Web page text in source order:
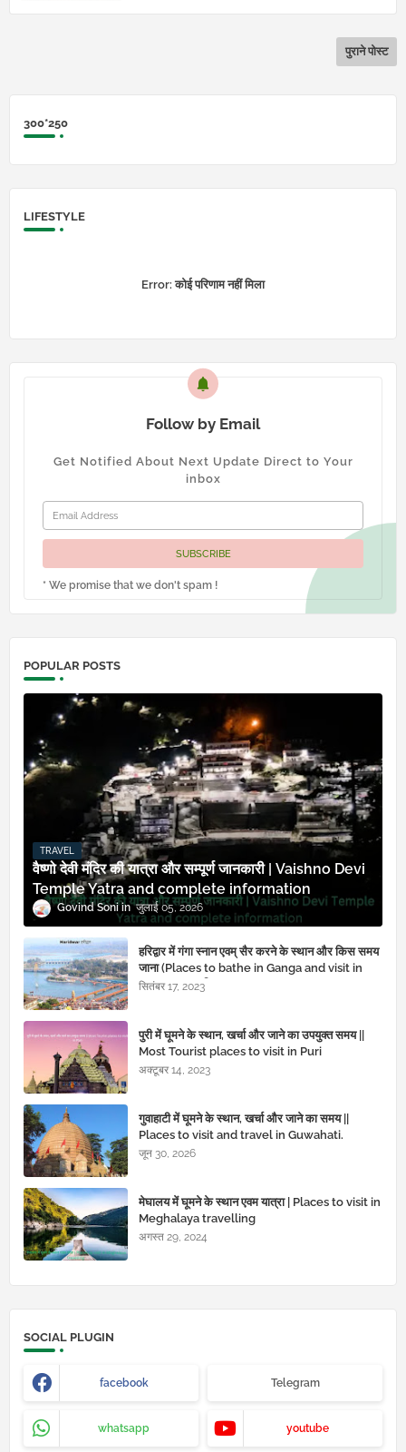
पुराने पोस्ट
300*250
LIFESTYLE
Error: कोई परिणाम नहीं मिला
Follow by Email
Get Notified About Next Update Direct to Your
inbox
* We promise that we don't spam !
POPULAR POSTS
TRAVEL
वैष्णो देवी मंदिर की यात्रा और सम्पूर्ण जानकारी | Vaishno Devi
Temple Yatra and complete information
Govind Soni जुलाई 05, 2026
हरिद्वार में गंगा स्नान एवम् सैर करने के स्थान और किस समय
जाना (Places to bathe in Ganga and visit in
Haridwar)चाहिए
सितंबर 17, 2023
पुरी में घूमने के स्थान, खर्चा और जाने का उपयुक्त समय ||
Most Tourist places to visit in Puri
अक्टूबर 14, 2023
गुवाहाटी में घूमने के स्थान, खर्चा और जाने का समय ||
Places to visit and travel in Guwahati.
जून 30, 2026
मेघालय में घूमने के स्थान एवम यात्रा | Places to visit in
Meghalaya travelling
अगस्त 29, 2024
SOCIAL PLUGIN
facebook Telegram
whatsapp youtube